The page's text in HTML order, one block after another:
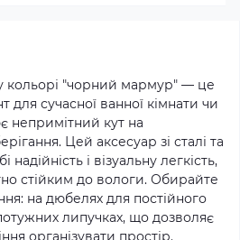
кольорі "чорний мармур" — це
для сучасної ванної кімнати чи
непримітний кут на
Цей аксесуар зі сталі та
і візуальну легкість,
стійким до вологи. Обирайте
на дюбелях для постійного
липучках, що дозволяє
організувати простір.